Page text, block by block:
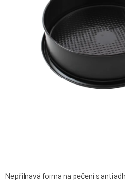
Nepřilnavá forma na pečení s